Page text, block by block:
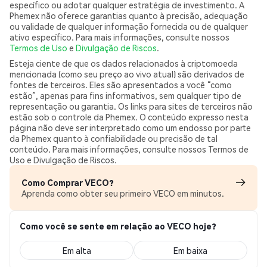
específico ou adotar qualquer estratégia de investimento. A
Phemex não oferece garantias quanto à precisão, adequação
ou validade de qualquer informação fornecida ou de qualquer
ativo específico. Para mais informações, consulte nossos
Termos de Uso e Divulgação de Riscos.
Esteja ciente de que os dados relacionados à criptomoeda
mencionada (como seu preço ao vivo atual) são derivados de
fontes de terceiros. Eles são apresentados a você “como
estão”, apenas para fins informativos, sem qualquer tipo de
representação ou garantia. Os links para sites de terceiros não
estão sob o controle da Phemex. O conteúdo expresso nesta
página não deve ser interpretado como um endosso por parte
da Phemex quanto à confiabilidade ou precisão de tal
conteúdo. Para mais informações, consulte nossos Termos de
Uso e Divulgação de Riscos.
Como Comprar VECO?
Aprenda como obter seu primeiro VECO em minutos.
Como você se sente em relação ao VECO hoje?
Em alta Em baixa